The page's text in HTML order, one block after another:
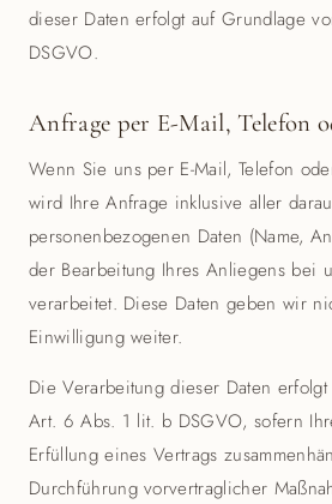
dieser Daten erfolgt auf Grundlage
DSGVO.
Anfrage per E-Mail, Telefon
Wenn Sie uns per E-Mail, Telefon
wird Ihre Anfrage inklusive aller
personenbezogenen Daten (Name,
der Bearbeitung Ihres Anliegens bei
verarbeitet. Diese Daten geben wir
Einwilligung weiter.
Die Verarbeitung dieser Daten
Art. 6 Abs. 1 lit. b DSGVO, sofern
Erfüllung eines Vertrags
Durchführung vorvertraglicher